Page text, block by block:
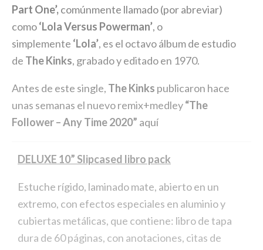
Part One’,comúnmente llamado (por abreviar)
como‘Lola Versus Powerman’, o
simplemente ‘Lola’, es el octavo álbum de estudio
de The Kinks, grabado y editado en 1970.
Antes de este single, The Kinks publicaron hace
unas semanas el nuevo remix+medley“The
Follower – Any Time 2020” aquí
DELUXE 10” Slipcased libro pack
Estuche rígido, laminado mate, abierto en un
extremo, con efectos especiales en aluminio y
cubiertas metálicas, que contiene: libro de tapa
dura de 60 páginas, con anotaciones, citas de